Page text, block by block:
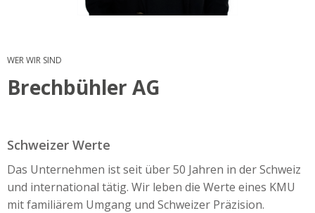
WER WIR SIND
Brechbühler AG
Schweizer Werte
Das Unternehmen ist seit über 50 Jahren in der Schweiz
und international tätig. Wir leben die Werte eines KMU
mit familiärem Umgang und Schweizer Präzision.